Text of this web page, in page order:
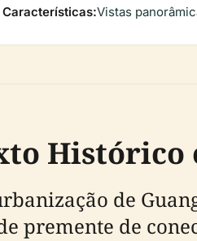
Vistas
Histórico
de
premente de